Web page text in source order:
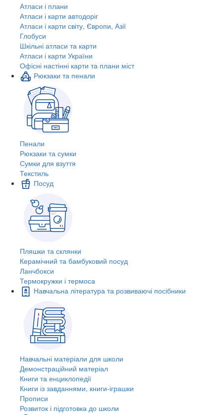
Атласи і плани
Атласи і карти автодоріг
Атласи і карти світу, Європи, Азії
Глобуси
Шкільні атласи та карти
Атласи і карти України
Офісні настінні карти та плани міст
Рюкзаки та пенали
Пенали
Рюкзаки та сумки
Сумки для взуття
Текстиль
Посуд
Пляшки та склянки
Керамічний та бамбуковий посуд
Ланчбокси
Термокружки і термоса
Навчальна література та розвиваючі посібники
Навчальні матеріали для школи
Демонстраційний матеріал
Книги та енциклопедії
Книги із завданнями, книги-іграшки
Прописи
Розвиток і підготовка до школи